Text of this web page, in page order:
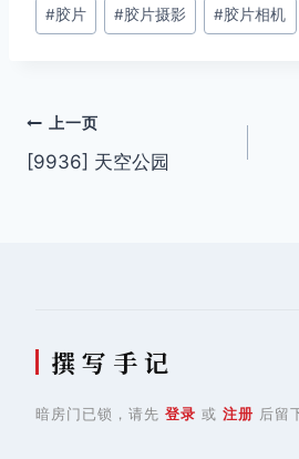
标
#胶片 #胶片摄影 #胶片相机
文
章
上一页
[9936] 天空公园
撰 写 手 记
暗房门已锁，请先 登录 或 注册 后留